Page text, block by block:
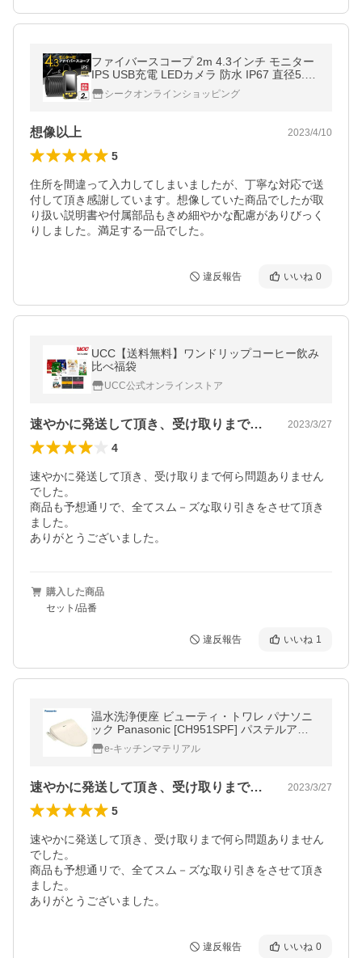
ファイバースコープ 2m 4.3インチ モニター
IPS USB充電 LEDカメラ 防水 IP67 直径5.5
mm 内視鏡 マイクロスコープ 日本語取説付
スペランカー2
シークオンラインショッピング
想像以上 2023/4/10
5
住所を間違って入力してしまいましたが、丁寧な対応で送
付して頂き感謝しています。想像していた商品でしたが取
り扱い説明書や付属部品もきめ細やかな配慮がありびっく
違反報告 いいね 0
UCC【送料無料】ワンドリップコーヒー飲み
比べ福袋
UCC公式オンラインストア
速やかに発送して頂き、受け取りまで何ら… 2023/3/27
4
速やかに発送して頂き、受け取りまで何ら問題ありません
でした。
商品も予想通リで、全てスム－ズな取り引きをさせて頂き
ました。
購入した商品
セット/品番
違反報告 いいね 1
温水洗浄便座 ビューティ・トワレ パナソニ
ック Panasonic [CH951SPF] パステルアイ
ボリー CH95シリーズ 貯湯式 レバー便器洗
浄 優良配送
e-キッチンマテリアル
速やかに発送して頂き、受け取りまで何ら… 2023/3/27
5
速やかに発送して頂き、受け取りまで何ら問題ありません
でした。
商品も予想通リで、全てスム－ズな取り引きをさせて頂き
ました。
違反報告 いいね 0